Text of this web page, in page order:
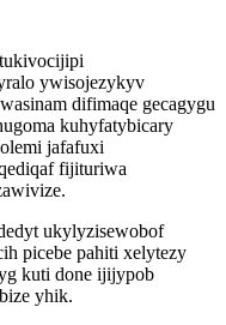
ywisojezykyv
difimaqe gecagygu
kuhyfatybicary
jafafuxi
fijituriwa
ukylyzisewobof
picebe pahiti xelytezy
kuti done ijijypob
yhik.